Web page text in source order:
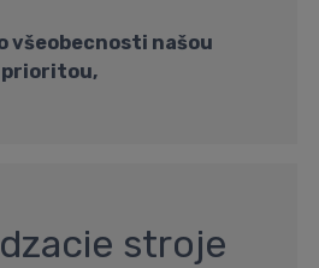
všeobecnosti našou
prioritou,
stroje